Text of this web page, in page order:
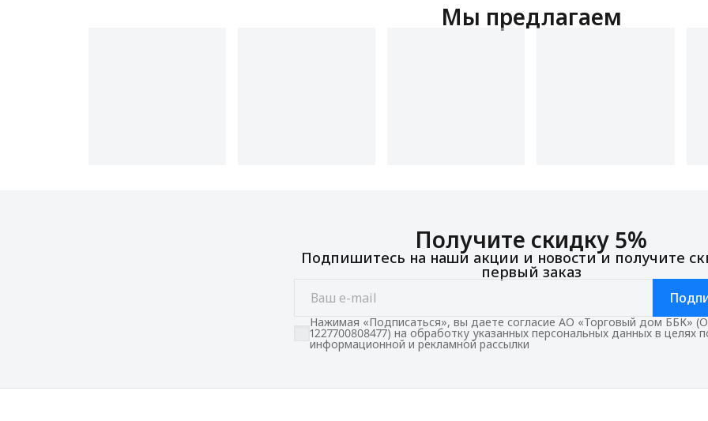
Мы предлагаем
Получите скидку 5%
Подпишитесь на наши акции и новости и получите
первый заказ
Нажимая «Подписаться», вы даете согласие АО «Торговый дом ББК»
1227700808477) на обработку указанных персональных данных в целях
информационной и рекламной рассылки